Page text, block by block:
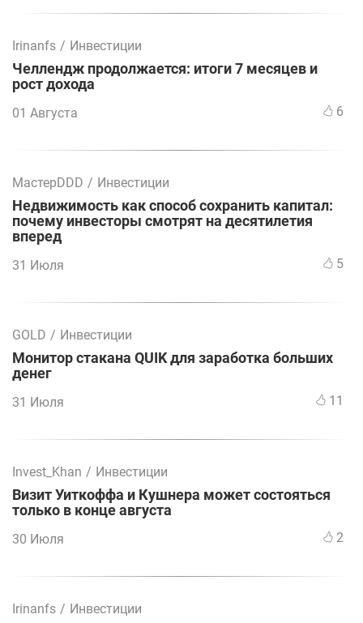
Irinanfs / Инвестиции
Челлендж продолжается: итоги 7 месяцев и
рост дохода
01 Августа 6
МастерDDD / Инвестиции
Недвижимость как способ сохранить капитал:
почему инвесторы смотрят на десятилетия
вперед
31 Июля 5
GOLD / Инвестиции
Монитор стакана QUIK для заработка больших
денег
31 Июля 11
Invest_Khan / Инвестиции
Визит Уиткоффа и Кушнера может состояться
только в конце августа
30 Июля 2
Irinanfs / Инвестиции